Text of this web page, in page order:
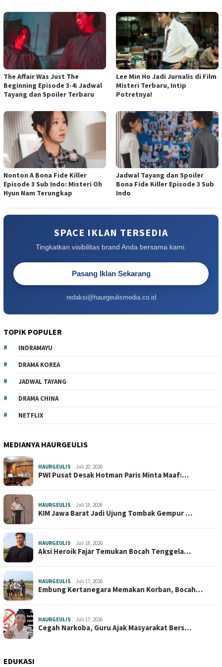
The Affair Was Just The
Beginning Episode 3-4: Jadwal
Tayang dan Spoiler Terbaru
Lee Min Ho Jadi Jurnalis di Film
Misteri Terbaru, Intip
Potretnya!
Nonton A Bona Fide Killer
Episode 3 Sub Indo: Misteri Oh
Hyun Nam Terungkap
Jadwal Tayang dan Spoiler
Bona Fide Killer Episode 3 Sub
Indo
SPACE IKLAN TERSEDIA
Tingkatkan visibilitas brand Anda bersama kami.
Pasang Iklan Sekarang
redaksi@haurgeulismedia.co.id
TOPIK POPULER
INDRAMAYU
DRAMA KOREA
JADWAL TAYANG
DRAMA CHINA
NETFLIX
MEDIANYA HAURGEULIS
HAURGEULIS Juli 20, 2026
PWI Pusat Desak Hotman Paris Minta Maaf:…
HAURGEULIS Juli 18, 2026
KIM Jawa Barat Jadi Ujung Tombak Gempur …
HAURGEULIS Juli 18, 2026
Aksi Heroik Fajar Temukan Bocah Tenggela…
HAURGEULIS Juli 17, 2026
Embung Kertanegara Memakan Korban, Bocah…
HAURGEULIS Juli 17, 2026
Cegah Narkoba, Guru Ajak Masyarakat Bers…
EDUKASI